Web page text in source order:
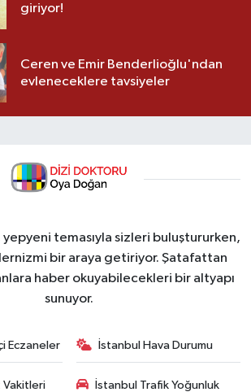
giriyor!
Ceren ve Emir Benderlioğlu'ndan
evleneceklere tavsiyeler
temasıyla sizleri buluştururken,
bir araya getiriyor. Şatafattan
haber okuyabilecekleri bir altyapı
sunuyor.
Eczaneler İstanbul Hava Durumu
Vakitleri
İstanbul Trafik Yoğunluk